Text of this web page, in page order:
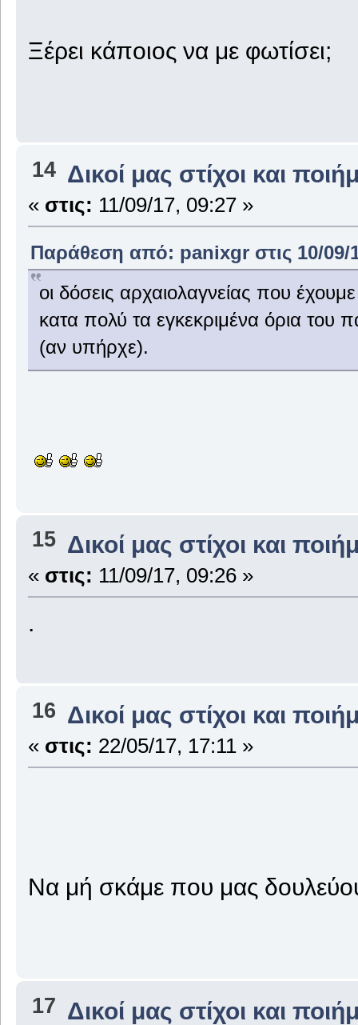
Ξέρει κάποιος να με φωτίσει;
14 Δικοί μας στίχοι και
« στις: 11/09/17, 09:27 »
Παράθεση από: panixgr στις 10/09/
οι δόσεις αρχαιολαγνείας που
κατα πολύ τα εγκεκριμένα όρια του
(αν υπήρχε).
15 Δικοί μας στίχοι και
« στις: 11/09/17, 09:26 »
.
16 Δικοί μας στίχοι και
« στις: 22/05/17, 17:11 »
Να μή σκάμε που μας
17 Δικοί μας στίχοι και